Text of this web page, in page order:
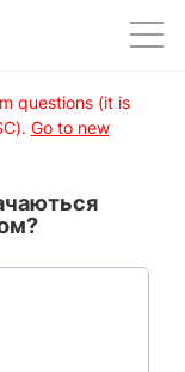
questions (it is
Go to new